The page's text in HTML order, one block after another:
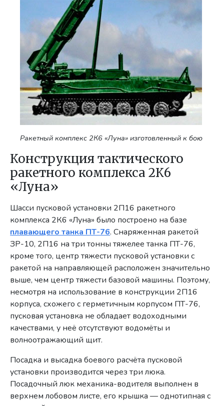
Ракетный комплекс 2К6 «Луна» изготовленный к бою
Конструкция тактического
ракетного комплекса 2К6
«Луна»
Шасси пусковой установки 2П16 ракетного
комплекса 2К6 «Луна» было построено на базе
плавающего танка ПТ-76. Снаряженная ракетой
ЗР-10, 2П16 на три тонны тяжелее танка ПТ-76,
кроме того, центр тяжести пусковой установки с
ракетой на направляющей расположен значительно
выше, чем центр тяжести базовой машины. Поэтому,
несмотря на использование в конструкции 2П16
корпуса, схожего с герметичным корпусом ПТ-76,
пусковая установка не обладает водоходными
качествами, у неё отсутствуют водомёты и
волноотражающий щит.
Посадка и высадка боевого расчёта пусковой
установки производится через три люка.
Посадочный люк механика-водителя выполнен в
верхнем лобовом листе, его крышка — однотипная с